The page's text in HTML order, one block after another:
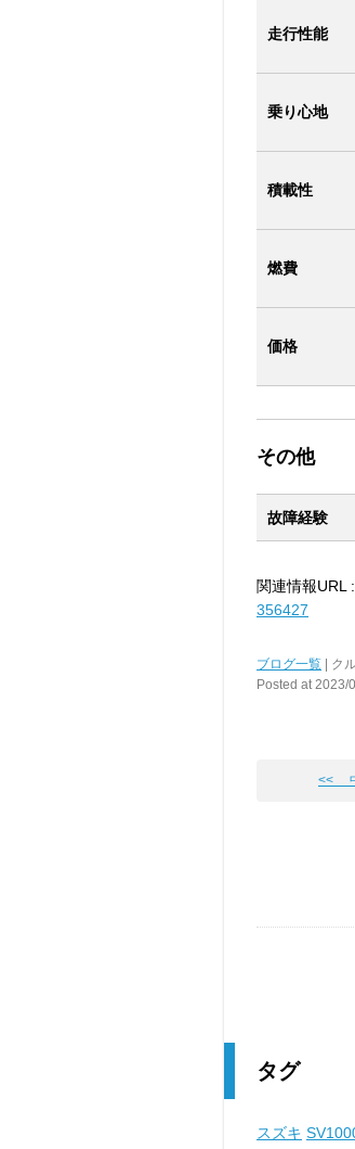
走行性能
乗り心地
積載性
燃費
価格
その他
故障経験
関連情報URL :
356427
ブログ一覧 | ク
Posted at 2023/
<< 中
タグ
スズキ